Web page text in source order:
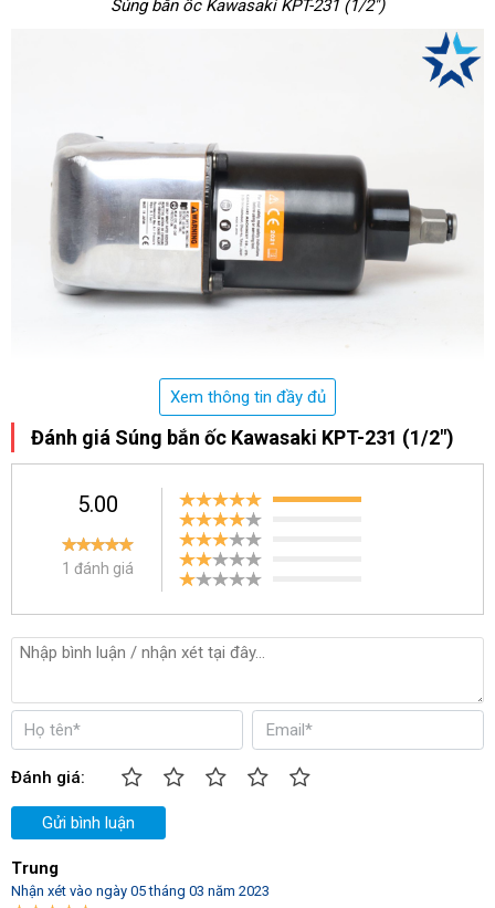
Súng bắn ốc Kawasaki KPT-231 (1/2")
Núm điều chỉnh
Xem thông tin đầy đủ
Đánh giá Súng bắn ốc Kawasaki KPT-231 (1/2")
5.00
1 đánh giá
Đánh giá:
Gửi bình luận
Trung
Nhận xét vào ngày 05 tháng 03 năm 2023